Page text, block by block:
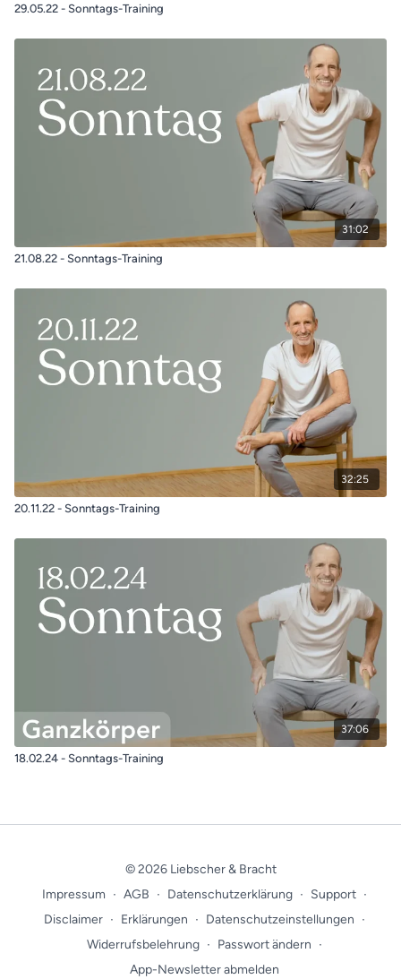
29.05.22 - Sonntags-Training
31:02
21.08.22 - Sonntags-Training
32:25
20.11.22 - Sonntags-Training
37:06
18.02.24 - Sonntags-Training
© 2026 Liebscher & Bracht
Impressum ∙ AGB ∙ Datenschutzerklärung ∙ Support ∙
Disclaimer ∙ Erklärungen ∙ Datenschutzeinstellungen ∙
Widerrufsbelehrung ∙ Passwort ändern ∙
App-Newsletter abmelden